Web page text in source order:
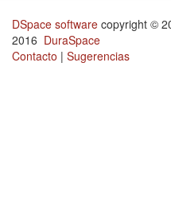
DSpace software copyright ©
2016 DuraSpace
Contacto | Sugerencias